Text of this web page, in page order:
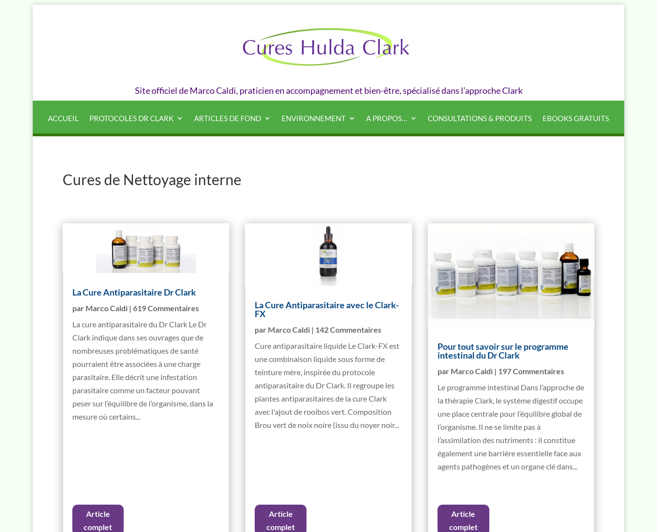
Site officiel de Marco Caldi, praticien en accompagnement et bien-être, spécialisé dans l’approche Clark
ACCUEIL PROTOCOLES DR CLARK ARTICLES DE FOND ENVIRONNEMENT A PROPOS… CONSULTATIONS & PRODUITS EBOOKS GRATUITS
Cures de Nettoyage interne
La Cure Antiparasitaire Dr Clark
par Marco Caldi| 619 Commentaires
La cure antiparasitaire du Dr Clark Le Dr
Clark indique dans ses ouvrages que de
nombreuses problématiques de santé
pourraient être associées à une charge
parasitaire. Elle décrit une infestation
parasitaire comme un facteur pouvant
peser sur l’équilibre de l’organisme, dans la
mesure où certains...
Article
complet
La Cure Antiparasitaire avec le Clark-
FX
par Marco Caldi | 142 Commentaires
Cure antiparasitaire liquide Le Clark-FX est
une combinaison liquide sous forme de
teinture mère, inspirée du protocole
antiparasitaire du Dr Clark. Il regroupe les
plantes antiparasitaires de la cure Clark
avec l'ajout de rooibos vert. Composition
Brou vert de noix noire (issu du noyer noir...
Article
complet
Pour tout savoir sur le programme
intestinal du Dr Clark
par Marco Caldi | 197 Commentaires
Le programme intestinal Dans l’approche de
la thérapie Clark, le système digestif occupe
une place centrale pour l’équilibre global de
l’organisme. Il ne se limite pas à
l’assimilation des nutriments : il constitue
également une barrière essentielle face aux
agents pathogènes et un organe clé dans...
Article
complet